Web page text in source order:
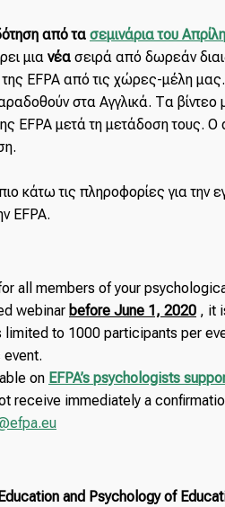
από τα σεμινάρια του
μια νέα σειρά από δωρεάν
EFPA από τις χώρες-μέλη
στα Αγγλικά. Τα
EFPA μετά τη μετάδοση τους.
κάτω τις πληροφορίες για την
EFPA.
all members of your
webinar before June 1, 2020 , it
to 1000 participants per
on EFPA’s psychologists
receive immediately a
and Psychology of